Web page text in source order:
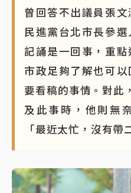
曾回答不出議員張文
民進黨台北市長參
記誦是一回事，重
市政足夠了解也可
要看稿的事情。對此
及此事時，他則無
「最近太忙，沒有帶